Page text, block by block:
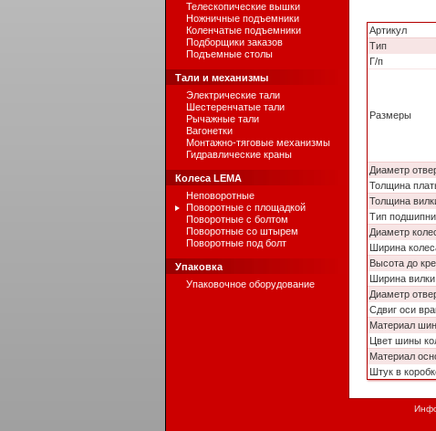
Телескопические вышки
Ножничные подъемники
Коленчатые подъемники
Подборщики заказов
Подъемные столы
Тали и механизмы
Электрические тали
Шестеренчатые тали
Рычажные тали
Вагонетки
Монтажно-тяговые механизмы
Гидравлические краны
Колеса LEMA
Неповоротные
Поворотные с площадкой
Поворотные с болтом
Поворотные со штырем
Поворотные под болт
Упаковка
Упаковочное оборудование
Артикул
Тип
Г/п
Размеры
Диаметр
Толщина
Толщина
Тип
Диаметр
Ширина
Высота до
Ширина вилки
Диаметр
Сдвиг оси
Материал
Цвет шины
Материал
Штук в